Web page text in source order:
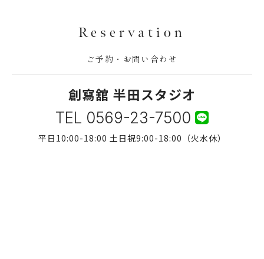
Reservation
ご予約・お問い合わせ
創寫舘 半田スタジオ
TEL 0569-23-7500
平日10:00-18:00 土日祝9:00-18:00（火水休）